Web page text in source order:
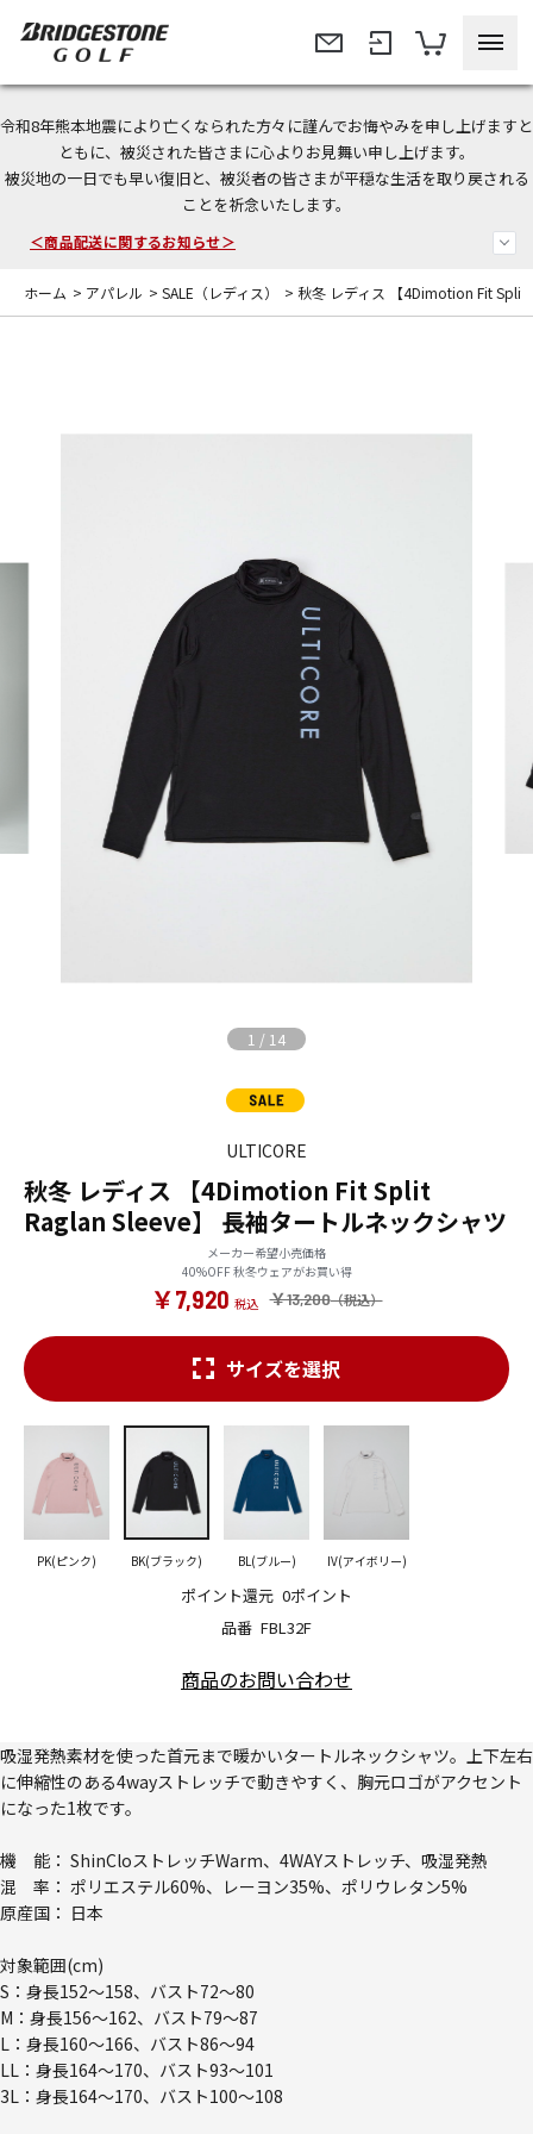
令和8年熊本地震により亡くなられた方々に謹んでお悔やみを申し上げますと
ともに、被災された皆さまに心よりお見舞い申し上げます。
被災地の一日でも早い復旧と、被災者の皆さまが平穏な生活を取り戻される
ことを祈念いたします。
＜夏季休暇中のご注文・発送・お問い合わせ＞
今なら新規会員登録で1,000円OFFクーポンプレゼント！
＜商品配送に関するお知らせ＞
ホーム > アパレル > SALE（レディス） > 秋冬 レディス 【4Dimotion Fit Split
1 / 14
ULTICORE
秋冬 レディス 【4Dimotion Fit Split
Raglan Sleeve】 長袖タートルネックシャツ
メーカー希望小売価格
40%OFF 秋冬ウェアがお買い得
￥13,200
￥7,920
品番 FBL32F
ポイント還元 0ポイント
サイズを選択
PK(ピンク) BK(ブラック) BL(ブルー) IV(アイボリー)
商品のお問い合わせ
吸湿発熱素材を使った首元まで暖かいタートルネックシャツ。上下左右
に伸縮性のある4wayストレッチで動きやすく、胸元ロゴがアクセント
になった1枚です。
機 能： ShinCloストレッチWarm、4WAYストレッチ、吸湿発熱
混 率： ポリエステル60%、レーヨン35%、ポリウレタン5%
原産国： 日本
対象範囲(cm)
S：身長152～158、バスト72～80
M：身長156～162、バスト79～87
L：身長160～166、バスト86～94
LL：身長164～170、バスト93～101
3L：身長164～170、バスト100～108